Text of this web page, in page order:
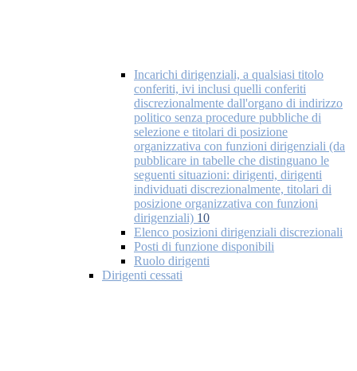
Incarichi dirigenziali, a qualsiasi titolo
conferiti, ivi inclusi quelli conferiti
discrezionalmente dall'organo di indirizzo
politico senza procedure pubbliche di
selezione e titolari di posizione
organizzativa con funzioni dirigenziali (da
pubblicare in tabelle che distinguano le
seguenti situazioni: dirigenti, dirigenti
individuati discrezionalmente, titolari di
posizione organizzativa con funzioni
dirigenziali) 10
Elenco posizioni dirigenziali discrezionali
Posti di funzione disponibili
Ruolo dirigenti
Dirigenti cessati